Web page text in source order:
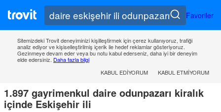
Favoriler
Sitemizdeki Trovit deneyiminizi kişilleştirmek için çerez kullanıyoruz, trafiği
analiz ediyor ve kişiselleştirilmiş içerik ile hedef reklamlar gösteriyoruz.
Gezinmeye devam eder veya bu notu kabul ederseniz, daha iyi bir deneyim
elde edersiniz. Daha fazla bilgi
KABUL EDIYORUM
KABUL ETMIYORUM
1.897 gayrimenkul daire odunpazarı kiralık
içinde Eskişehir ili